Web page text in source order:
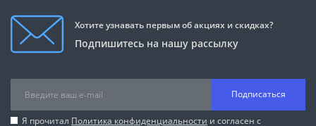
Хотите узнавать первым об акциях и скидках?
Подпишитесь на нашу рассылку
Подписаться
Я прочитал Политика конфиденциальности и согласен с